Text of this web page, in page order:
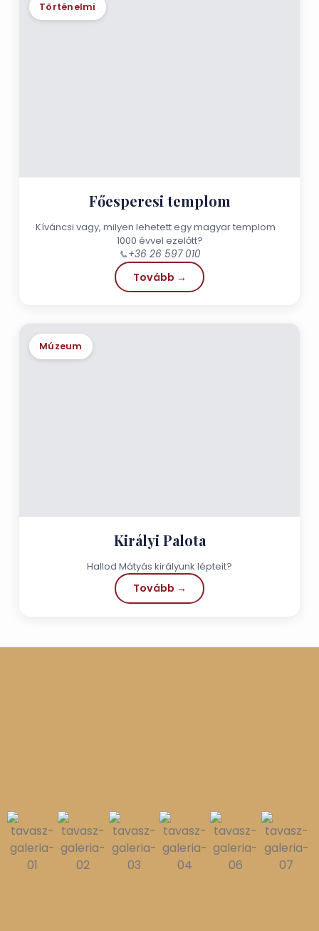
Történelmi
Főesperesi templom
Kíváncsi vagy, milyen lehetett egy magyar templom
1000 évvel ezelőtt?
📞+36 26 597 010
Tovább →
Múzeum
Királyi Palota
Hallod Mátyás királyunk lépteit?
Tovább →